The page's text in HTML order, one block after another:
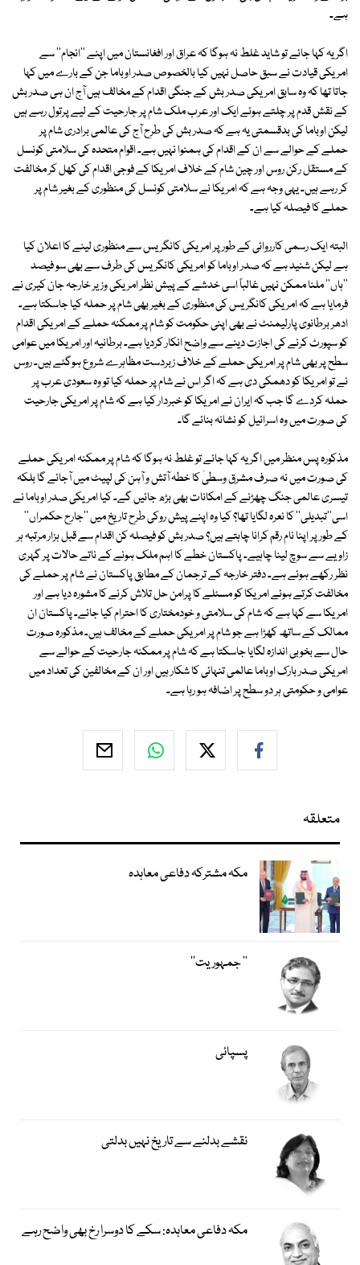
ہے۔
اگر یہ کہا جائے تو شاید غلط نہ ہوگا کہ عراق اور افغانستان میں اپنے ''انجام'' سے
امریکی قیادت نے سبق حاصل نہیں کیا بالخصوص صدر اوباما جن کے بارے میں کہا
جاتا تھا کہ وہ سابق امریکی صدر بش کے جنگی اقدام کے مخالف ہیں آج ان ہی صدر بش
کے نقش قدم پر چلتے ہوئے ایک اور عرب ملک شام پر جارحیت کے لیے پرتول رہے ہیں
لیکن اوباما کی بدقسمتی یہ ہے کہ صدر بش کی طرح آج کی عالمی برادری شام پر
حملے کے حوالے سے ان کے اقدام کی ہمنوا نہیں ہے۔ اقوام متحدہ کی سلامتی کونسل
کے مستقل رکن روس اور چین شام کے خلاف امریکا کے فوجی اقدام کی کھل کر مخالفت
کر رہے ہیں۔ یہی وجہ ہے کہ امریکا نے سلامتی کونسل کی منظوری کے بغیر شام پر
حملے کا فیصلہ کیا ہے۔
البتہ ایک رسمی کارروائی کے طور پر امریکی کانگریس سے منظوری لینے کا اعلان کیا
ہے لیکن شنید ہے کہ صدر اوباما کو امریکی کانگریس کی طرف سے بھی سو فیصد
''ہاں'' ملنا ممکن نہیں غالباً اسی خدشے کے پیش نظر امریکی وزیر خارجہ جان کیری نے
فرمایا ہے کہ امریکی کانگریس کی منظوری کے بغیر بھی شام پر حملہ کیا جاسکتا ہے۔
ادھر برطانوی پارلیمنٹ نے بھی اپنی حکومت کو شام پر ممکنہ حملے کے امریکی اقدام
کو سپورٹ کرنے کی اجازت دینے سے واضح انکار کردیا ہے۔ برطانیہ اور امریکا میں عوامی
سطح پر بھی شام پر امریکی حملے کے خلاف زبردست مظاہرے شروع ہوگئے ہیں۔ روس
نے تو امریکا کو دھمکی دی ہے کہ اگر اس نے شام پر حملہ کیا تو وہ سعودی عرب پر
حملہ کردے گا جب کہ ایران نے امریکا کو خبردار کیا ہے کہ شام پر امریکی جارحیت
کی صورت میں وہ اسرائیل کو نشانہ بنائے گا۔
مذکورہ پس منظر میں اگر یہ کہا جائے تو غلط نہ ہوگا کہ شام پر ممکنہ امریکی حملے
کی صورت میں نہ صرف مشرق وسطیٰ کا خطہ آتش و آہن کی لپیٹ میں آجائے گا بلکہ
تیسری عالمی جنگ چھڑنے کے امکانات بھی بڑھ جائیں گے۔ کیا امریکی صدر اوباما نے
اسی''تبدیلی'' کا نعرہ لگایا تھا؟ کیا وہ اپنے پیش روکی طرح تاریخ میں ''جارح حکمراں''
کے طور پر اپنا نام رقم کرانا چاہتے ہیں؟ صدر بش کو فیصلہ کن اقدام سے قبل ہزار مرتبہ ہر
زاویے سے سوچ لینا چاہیے۔ پاکستان خطے کا اہم ملک ہونے کے ناتے حالات پر گہری
نظر رکھے ہوئے ہے۔ دفتر خارجہ کے ترجمان کے مطابق پاکستان نے شام پر حملے کی
مخالفت کرتے ہوئے امریکا کو مسئلے کا پرامن حل تلاش کرنے کا مشورہ دیا ہے اور
امریکا سے کہا ہے کہ شام کی سلامتی و خودمختاری کا احترام کیا جائے۔ پاکستان ان
ممالک کے ساتھ کھڑا ہے جو شام پر امریکی حملے کے مخالف ہیں۔ مذکورہ صورت
حال سے بخوبی اندازہ لگایا جاسکتا ہے کہ شام پر ممکنہ جارحیت کے حوالے سے
امریکی صدر بارک اوباما عالمی تنہائی کا شکار ہیں اور ان کے مخالفین کی تعداد میں
عوامی و حکومتی ہر دو سطح پر اضافہ ہو رہا ہے۔
متعلقہ
مکہ مشترکہ دفاعی معاہدہ
’’ جمہوریت‘‘
پسپائی
نقشے بدلنے سے تاریخ نہیں بدلتی
مکہ دفاعی معاہدہ: سکے کا دوسرا رخ بھی واضح رہے